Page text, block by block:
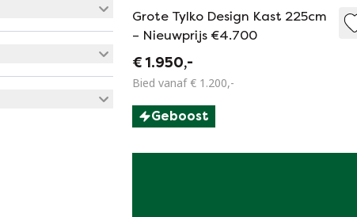
Grote Tylko Design Kast 225cm
– Nieuwprijs €4.700
€ 1.950,-
Bied vanaf € 1.200,-
Geboost